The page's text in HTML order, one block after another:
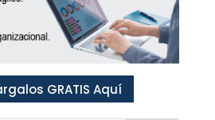
GRATIS Aquí